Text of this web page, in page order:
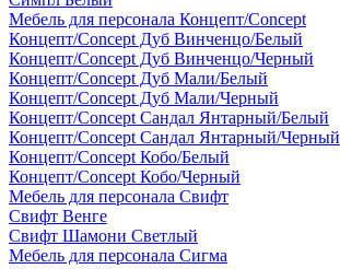
Мебель для персонала Концепт/Concept
Концепт/Concept Дуб Винченцо/Белый
Концепт/Concept Дуб Винченцо/Черный
Концепт/Concept Дуб Мали/Белый
Концепт/Concept Дуб Мали/Черный
Концепт/Concept Сандал Янтарный/Белый
Концепт/Concept Сандал Янтарный/Черный
Концепт/Concept Кобо/Белый
Концепт/Concept Кобо/Черный
Мебель для персонала Свифт
Свифт Венге
Свифт Шамони Светлый
Мебель для персонала Сигма